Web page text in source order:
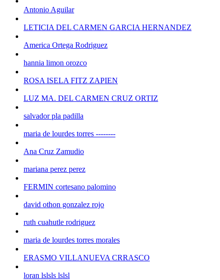
Antonio Aguilar
LETICIA DEL CARMEN GARCIA HERNANDEZ
America Ortega Rodriguez
hannia limon orozco
ROSA ISELA FITZ ZAPIEN
LUZ MA. DEL CARMEN CRUZ ORTIZ
salvador pla padilla
maria de lourdes torres --------
Ana Cruz Zamudio
mariana perez perez
FERMIN cortesano palomino
david othon gonzalez rojo
ruth cuahutle rodriguez
maria de lourdes torres morales
ERASMO VILLANUEVA CRRASCO
loran lslsls lslsl